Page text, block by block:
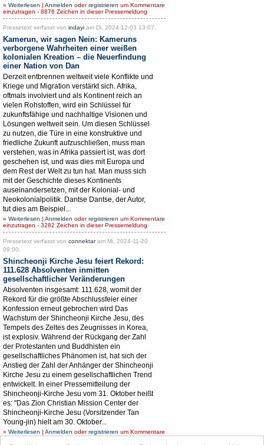
» Weiterlesen | Anmelden oderregistrieren um Kommentare
einzutragen - 8876 Zeichen in dieser Pressemeldung
Pressetext verfasst von indayi am Di, 2024-12-03 13:07.
Kamerun, wir sagen Nein: Kameruns
verborgene Wahrheiten einer weißen
kolonialen Kreation – die Neuerfindung
einer Nation von Dan
Derzeit entbrennen weltweit viele Konflikte und
Kriege und Migration verstärkt sich. Afrika,
oftmals involviert und als Kontinent reich an
vielen Rohstoffen, wird ein Schlüssel für
zukunftsfähige und nachhaltige Visionen und
Lösungen weltweit sein. Um diesen Schlüssel
zu nutzen, die Türe in eine konstruktive und
friedliche Zukunft aufzuschließen, muss man
verstehen, was in Afrika passiert ist, was dort
geschehen ist, und was dies mit Europa und
dem Rest der Welt zu tun hat. Man muss sich
mit der Geschichte dieses Kontinents
auseinandersetzen, mit der Kolonial- und
Neokolonialpolitik. Dantse Dantse, der Autor,
tut dies am Beispiel...
» Weiterlesen | Anmelden oderregistrieren um Kommentare
einzutragen - 3282 Zeichen in dieser Pressemeldung
Pressetext verfasst von connektaram Mi, 2024-11-20
09:00.
Shincheonji Kirche Jesu feiert Rekord:
111.628 Absolventen inmitten
gesellschaftlicher Veränderungen
Absolventen insgesamt: 111.628, womit der
Rekord für die größte Abschlussfeier einer
Konfession erneut gebrochen wird Das
Wachstum der Shincheonji Kirche Jesu, des
Tempels des Zeltes des Zeugnisses in Korea,
ist explosiv. Während der Rückgang der Zahl
der Protestanten und Buddhisten ein
gesellschaftliches Phänomen ist, hat sich der
Anstieg der Zahl der Anhänger der Shincheonji
Kirche Jesu zu einem gesellschaftlichen Trend
entwickelt. In einer Pressemitteilung der
Shincheonji-Kirche Jesu vom 31. Oktober heißt
es: "Das Zion Christian Mission Center der
Shincheonji-Kirche Jesu (Vorsitzender Tan
Young-jin) hielt am 30. Oktober...
» Weiterlesen | Anmelden oderregistrieren um Kommentare
einzutragen - 3594 Zeichen in dieser Pressemeldung